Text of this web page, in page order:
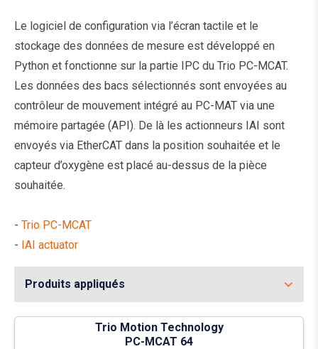
Le logiciel de configuration via l’écran tactile et le
stockage des données de mesure est développé en
Python et fonctionne sur la partie IPC du Trio PC-MCAT.
Les données des bacs sélectionnés sont envoyées au
contrôleur de mouvement intégré au PC-MAT via une
mémoire partagée (API). De là les actionneurs IAI sont
envoyés via EtherCAT dans la position souhaitée et le
capteur d’oxygène est placé au-dessus de la pièce
souhaitée.
- Trio PC-MCAT
- IAI actuator
Produits appliqués
Trio Motion Technology
PC-MCAT 64